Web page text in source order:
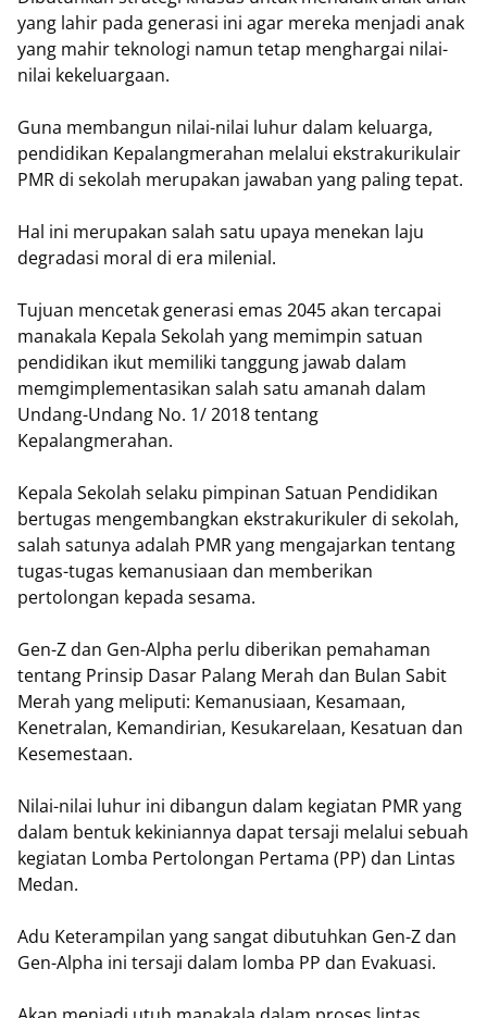
yang lahir pada generasi ini agar mereka menjadi anak
yang mahir teknologi namun tetap menghargai nilai-
nilai kekeluargaan.
Guna membangun nilai-nilai luhur dalam keluarga,
pendidikan Kepalangmerahan melalui ekstrakurikulair
PMR di sekolah merupakan jawaban yang paling tepat.
Hal ini merupakan salah satu upaya menekan laju
degradasi moral di era milenial.
Tujuan mencetak generasi emas 2045 akan tercapai
manakala Kepala Sekolah yang memimpin satuan
pendidikan ikut memiliki tanggung jawab dalam
memgimplementasikan salah satu amanah dalam
Undang-Undang No. 1/ 2018 tentang
Kepalangmerahan.
Kepala Sekolah selaku pimpinan Satuan Pendidikan
bertugas mengembangkan ekstrakurikuler di sekolah,
salah satunya adalah PMR yang mengajarkan tentang
tugas-tugas kemanusiaan dan memberikan
pertolongan kepada sesama.
Gen-Z dan Gen-Alpha perlu diberikan pemahaman
tentang Prinsip Dasar Palang Merah dan Bulan Sabit
Merah yang meliputi: Kemanusiaan, Kesamaan,
Kenetralan, Kemandirian, Kesukarelaan, Kesatuan dan
Kesemestaan.
Nilai-nilai luhur ini dibangun dalam kegiatan PMR yang
dalam bentuk kekiniannya dapat tersaji melalui sebuah
kegiatan Lomba Pertolongan Pertama (PP) dan Lintas
Medan.
Adu Keterampilan yang sangat dibutuhkan Gen-Z dan
Gen-Alpha ini tersaji dalam lomba PP dan Evakuasi.